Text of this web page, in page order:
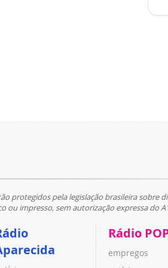
protegidos pela legislação brasileira sobre
impresso, sem autorização expressa do
Rádio
empregos